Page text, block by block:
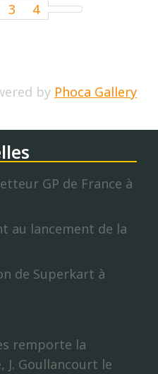
3 4
by Phoca Gallery
GP de France à
au lancement de la
de Superkart à
remporte la
J. Goullancourt le